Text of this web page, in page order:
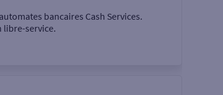
bancaires Cash Services.
libre-service.